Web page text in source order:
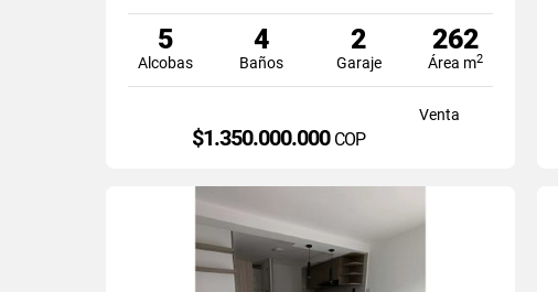
5
Alcobas
4
Baños
2
Garaje
262
Área m2
Venta
$1.350.000.000 COP